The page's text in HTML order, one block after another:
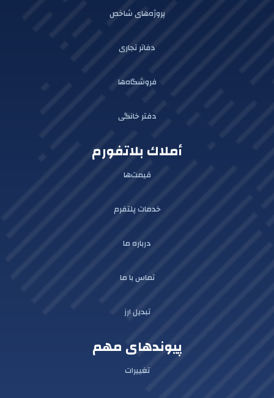
پروژه‌های شاخص
دفاتر تجاری
فروشگاه‌ها
دفتر خانگی
أملاك بلاتفورم
قیمت‌ها
خدمات پلتفرم
درباره ما
تماس با ما
تبدیل ارز
پیوندهای مهم
تغییرات